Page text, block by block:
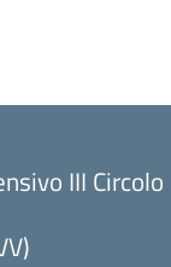
III Circolo